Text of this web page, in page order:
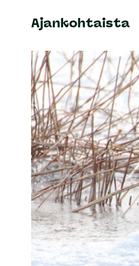
Ajankohtaista